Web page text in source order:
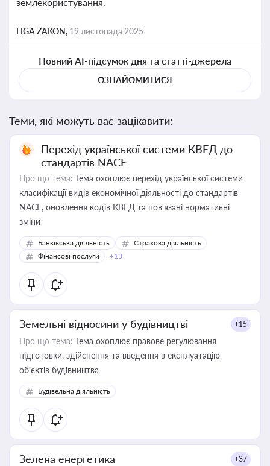
LIGA ZAKON, 19 листопада 2025
Повний AI-підсумок дня та статті-джерела
ОЗНАЙОМИТИСЯ
Теми, які можуть вас зацікавити:
Перехід української системи КВЕД до
стандартів NACE
Про що тема: Тема охоплює перехід української системи
класифікації видів економічної діяльності до стандартів
NACE, оновлення кодів КВЕД та пов'язані нормативні
зміни
Банківська діяльність
Страхова діяльність
Фінансові послуги
+13
Земельні відносини у будівництві +15
Про що тема: Тема охоплює правове регулювання
підготовки, здійснення та введення в експлуатацію
об’єктів будівництва
Будівельна діяльність
Зелена енергетика +37